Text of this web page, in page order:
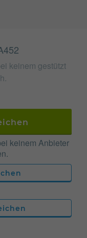
keinem gestützt
keinem Anbieter